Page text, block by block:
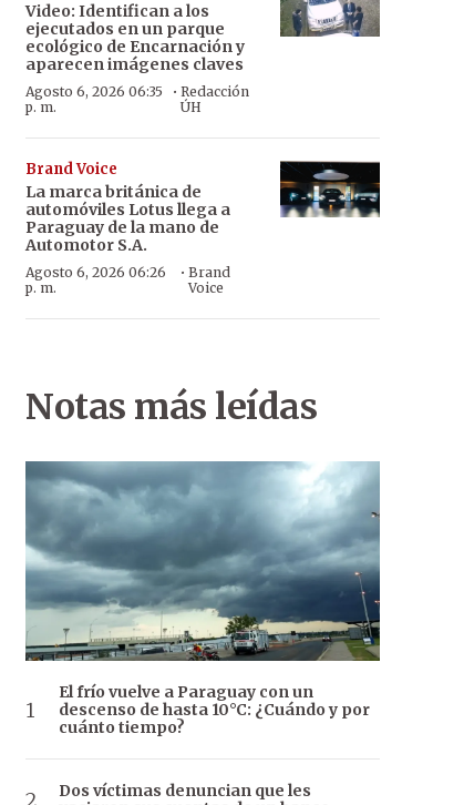
Video: Identifican a los
ejecutados en un parque
ecológico de Encarnación y
aparecen imágenes claves
Agosto 6, 2026 06:35
p. m.
· Redacción
ÚH
Brand Voice
La marca británica de
automóviles Lotus llega a
Paraguay de la mano de
Automotor S.A.
Agosto 6, 2026 06:26
p. m.
· Brand
Voice
Notas más leídas
El frío vuelve a Paraguay con un
descenso de hasta 10°C: ¿Cuándo y por
cuánto tiempo?
Dos víctimas denuncian que les